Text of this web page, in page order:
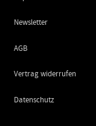
Newsletter
AGB
Vertrag widerrufen
Datenschutz